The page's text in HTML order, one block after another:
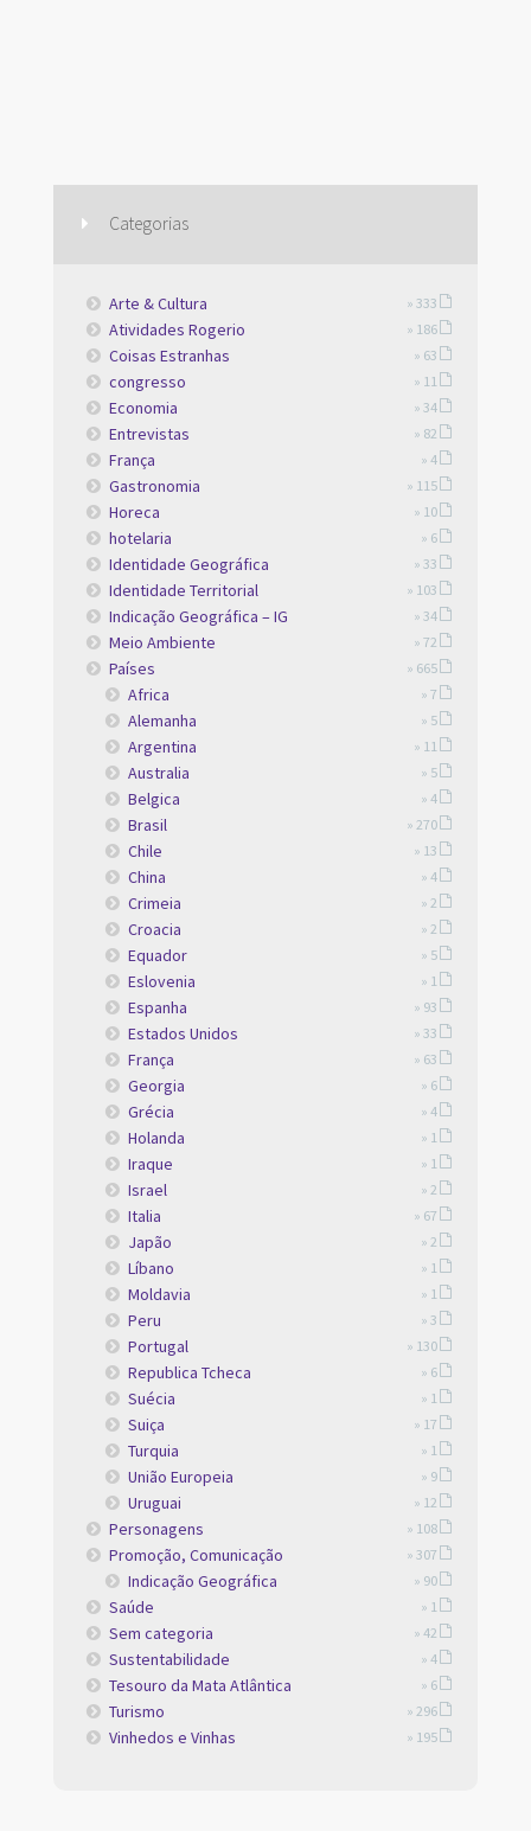
Categorias
Arte & Cultura » 333
Atividades Rogerio » 186
Coisas Estranhas » 63
congresso » 11
Economia » 34
Entrevistas » 82
França » 4
Gastronomia » 115
Horeca » 10
hotelaria » 6
Identidade Geográfica » 33
Identidade Territorial » 103
Indicação Geográfica – IG » 34
Meio Ambiente » 72
Países » 665
Africa » 7
Alemanha » 5
Argentina » 11
Australia » 5
Belgica » 4
Brasil » 270
Chile » 13
China » 4
Crimeia » 2
Croacia » 2
Equador » 5
Eslovenia » 1
Espanha » 93
Estados Unidos » 33
França » 63
Georgia » 6
Grécia » 4
Holanda » 1
Iraque » 1
Israel » 2
Italia » 67
Japão » 2
Líbano » 1
Moldavia » 1
Peru » 3
Portugal » 130
Republica Tcheca » 6
Suécia » 1
Suiça » 17
Turquia » 1
União Europeia » 9
Uruguai » 12
Personagens » 108
Promoção, Comunicação » 307
Indicação Geográfica » 90
Saúde » 1
Sem categoria » 42
Sustentabilidade » 4
Tesouro da Mata Atlântica » 6
Turismo » 296
Vinhedos e Vinhas » 195